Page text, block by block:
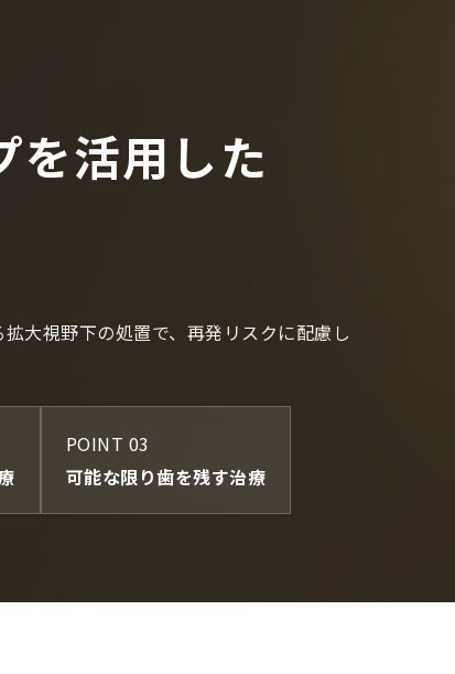
を活用した
大視野下の処置で、再発リスクに配慮し
POINT 03
可能な限り歯を残す治療